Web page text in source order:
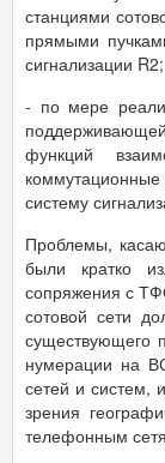
станциями
прямыми
сигнализации R2;
- по мере
функций
систему
Проблемы,
были кратко
сопряжения с
сотовой сети
нумерации на
сетей и систем,
зрения
телефонным